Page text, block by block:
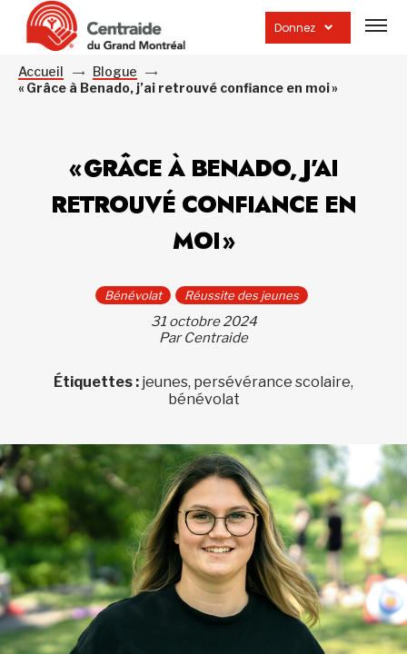
Donnez
la
Accueil
Blogue
« Grâce à Benado, j’ai retrouvé confiance en moi »
« GRÂCE À BENADO, J’AI
RETROUVÉ CONFIANCE EN
MOI »
Bénévolat Réussite des jeunes
31 octobre 2024
Par Centraide
Étiquettes : jeunes, persévérance scolaire,
bénévolat